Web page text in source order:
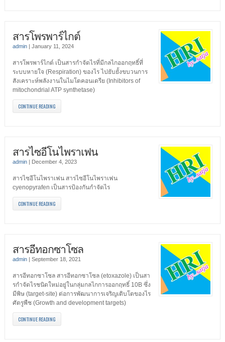
สารโพรพาร์ไกต์
admin| January 11, 2024
สารโพรพาร์ไกต์ เป็นสารกำจัดไรที่มีกลไกออกฤทธิ์ที่
ระบบหายใจ (Respiration) ของไร ไปยับยั้งขบวนการ
สังเคราะห์พลังงานในไมโตคอนเดรีย (Inhibitors of
mitochondrial ATP synthetase)
CONTINUE READING
สารไซอีโนไพราเฟน
admin| December 4, 2023
สารไซอีโนไพราเฟน สารไซอีโนไพราเฟน
cyenopyrafen เป็นสารป้องกันกำจัดไร
CONTINUE READING
สารอีทอกซาโซล
admin| September 18, 2021
สารอีทอกซาโซล สารอีทอกซาโซล (etoxazole) เป็นสา
รกําจัดไรชนิดใหม่อยู่ในกลุ่มกลไกการออกฤทธิ์ 10B ซึ่ง
มีพิษ (target-site) ต่อการพัฒนาการเจริญเติบโตของไร
ศัตรูพืช (Growth and development targets)
CONTINUE READING